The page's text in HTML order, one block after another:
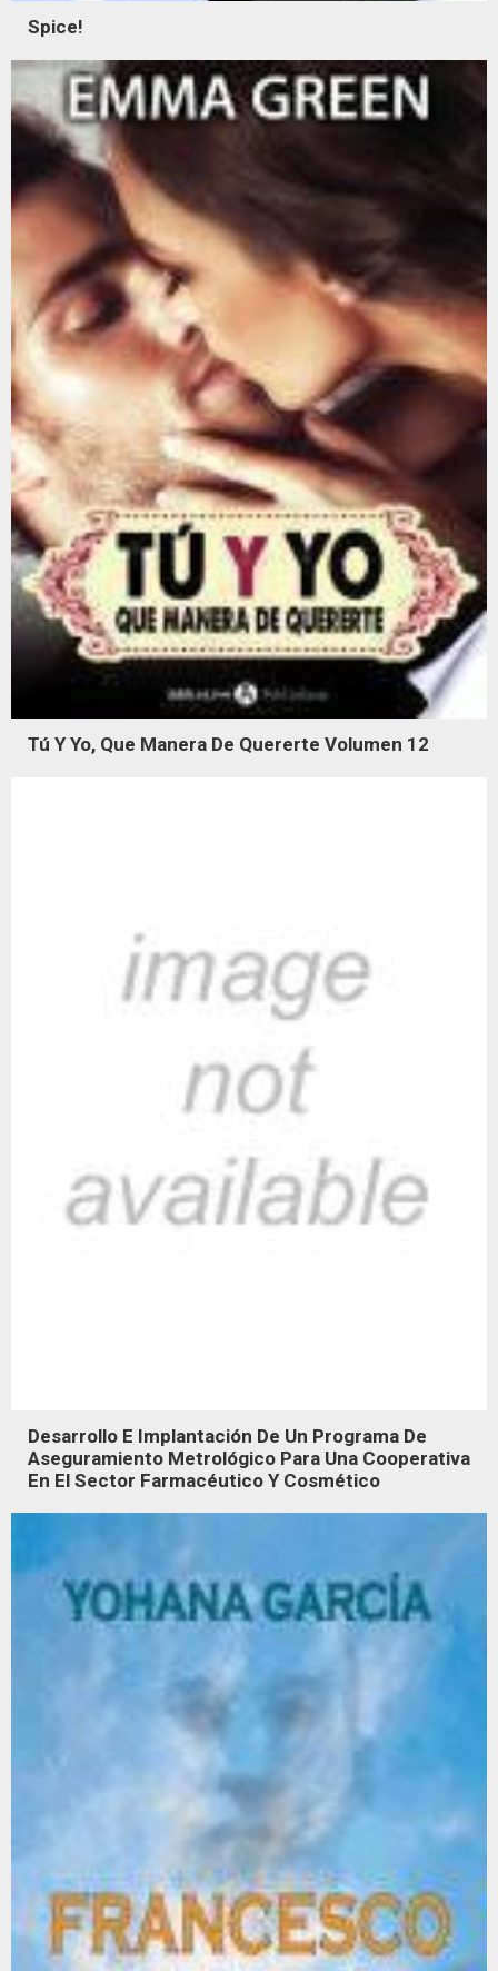
Spice!
Tú Y Yo, Que Manera De Quererte Volumen 12
Desarrollo E Implantación De Un Programa De
Aseguramiento Metrológico Para Una Cooperativa
En El Sector Farmacéutico Y Cosmético